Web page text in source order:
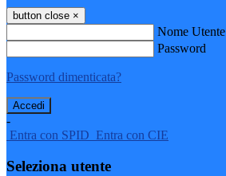
button close ×
Nome Utente
Password
Password dimenticata?
-
Entra con SPID Entra con CIE
Seleziona utente